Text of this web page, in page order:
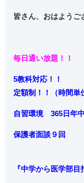
皆さん、おはようご
毎日通い放題！！
5教科対応！！
定額制！！（時間単
自習環境 365日年中
保護者面談９回
『中学から医学部目